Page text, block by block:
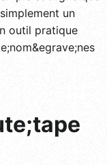
un
outil pratique